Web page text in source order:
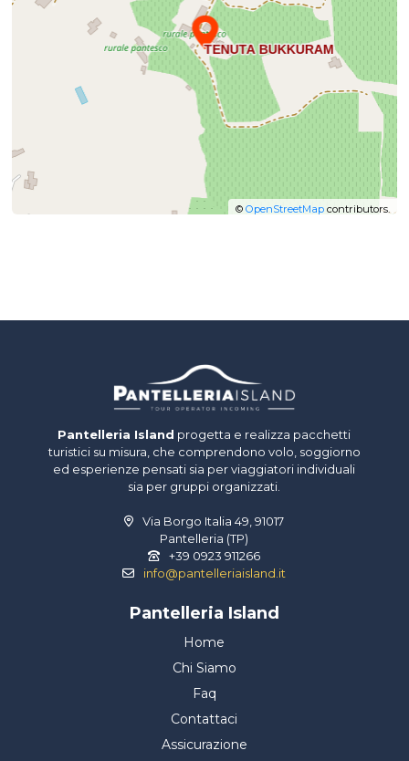
© OpenStreetMapcontributors.
Pantelleria Island progetta e realizza pacchetti
turistici su misura, che comprendono volo, soggiorno
ed esperienze pensati sia per viaggiatori individuali
sia per gruppi organizzati.
Via Borgo Italia 49, 91017
Pantelleria (TP)
+39 0923 911266
info@pantelleriaisland.it
Pantelleria Island
Home
Chi Siamo
Faq
Contattaci
Assicurazione